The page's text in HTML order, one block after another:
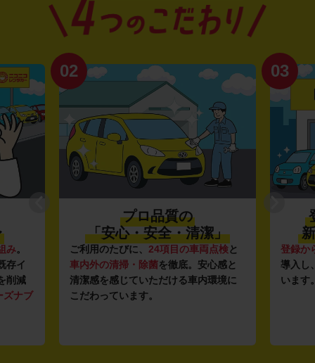
み。
存イ
削減
ズナブ
02
プロ品質の
「安心・安全・清潔」
ご利用のたびに、 24項目の車両点検と
車内外の清掃・除菌を徹底。安心感と
清潔感を感じていただける車内環境に
こだわっています。
03
登録か
導入し
います